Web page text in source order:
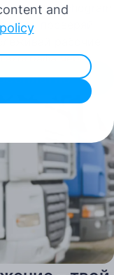
and
Tachogram
проверяй
через